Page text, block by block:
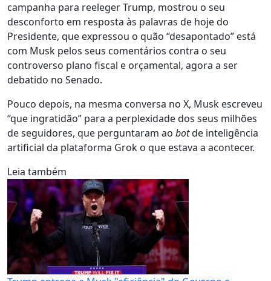
campanha para reeleger Trump, mostrou o seu
desconforto em resposta às palavras de hoje do
Presidente, que expressou o quão “desapontado” está
com Musk pelos seus comentários contra o seu
controverso plano fiscal e orçamental, agora a ser
debatido no Senado.
Pouco depois, na mesma conversa no X, Musk escreveu
“que ingratidão” para a perplexidade dos seus milhões
de seguidores, que perguntaram ao botde inteligência
artificial da plataforma Grok o que estava a acontecer.
Leia também